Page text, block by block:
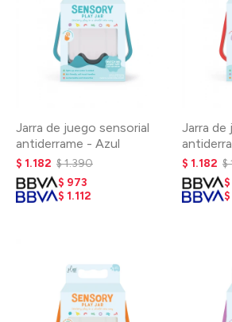
Jarra de juego sensorial
antiderrame - Azul
$ 1.182 $1.390
$ 973
$ 1.112
Jarra de
$ 1.182 $
$
$